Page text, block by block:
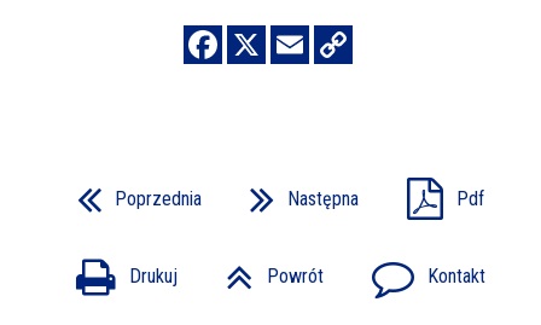
Poprzednia Następna Pdf
Drukuj Powrót Kontakt